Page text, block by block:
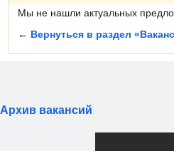
Мы не нашли актуальных
← Вернуться в раздел
Архив вакансий